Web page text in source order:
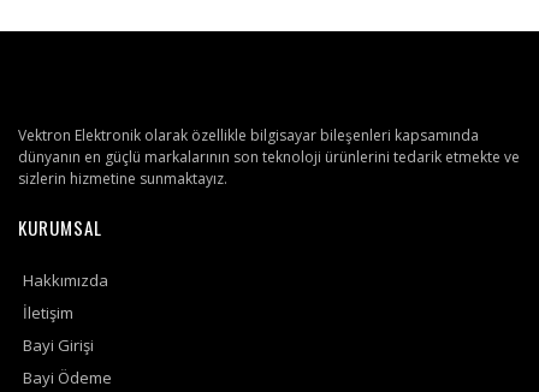
Vektron Elektronik olarak özellikle bilgisayar bileşenleri kapsamında
dünyanın en güçlü markalarının son teknoloji ürünlerini tedarik etmekte ve
sizlerin hizmetine sunmaktayız.
KURUMSAL
Hakkımızda
İletişim
Bayi Girişi
Bayi Ödeme